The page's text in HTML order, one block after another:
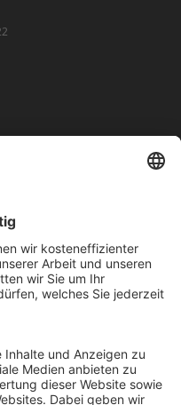
gemacht werden
Senatsverwaltung für